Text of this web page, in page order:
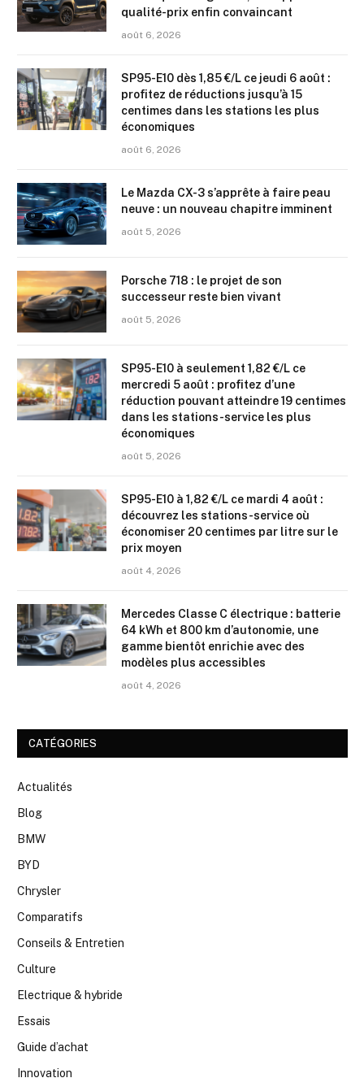
qualité-prix enfin convaincant
août 6, 2026
SP95-E10 dès 1,85 €/L ce jeudi 6 août :
profitez de réductions jusqu’à 15
centimes dans les stations les plus
économiques
août 6, 2026
Le Mazda CX-3 s’apprête à faire peau
neuve : un nouveau chapitre imminent
août 5, 2026
Porsche 718 : le projet de son
successeur reste bien vivant
août 5, 2026
SP95-E10 à seulement 1,82 €/L ce
mercredi 5 août : profitez d’une
réduction pouvant atteindre 19 centimes
dans les stations-service les plus
économiques
août 5, 2026
SP95-E10 à 1,82 €/L ce mardi 4 août :
découvrez les stations-service où
économiser 20 centimes par litre sur le
prix moyen
août 4, 2026
Mercedes Classe C électrique : batterie
64 kWh et 800 km d’autonomie, une
gamme bientôt enrichie avec des
modèles plus accessibles
août 4, 2026
CATÉGORIES
Actualités
Blog
BMW
BYD
Chrysler
Comparatifs
Conseils & Entretien
Culture
Electrique & hybride
Essais
Guide d’achat
Innovation